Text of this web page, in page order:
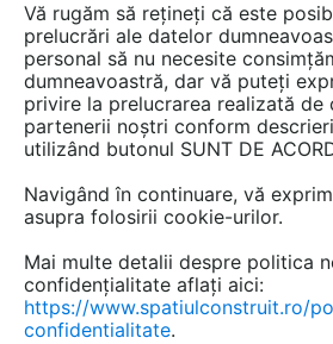
1 GAMA DE PRODUSE
Vă rugăm să rețineți că este
prelucrări ale datelor
personal să nu necesite
dumneavoastră, dar vă puteți
privire la prelucrarea realizată de
partenerii noștri conform
utilizând butonul SUNT DE
Navigând în continuare, vă
asupra folosirii cookie-urilor.
Mai multe detalii despre politica
confidențialitate aflați aici:
https://www.spatiulconstruit.ro/
confidentialitate.